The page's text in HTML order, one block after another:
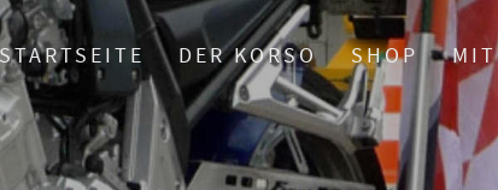
STARTSEITE DER KORSO SHOP